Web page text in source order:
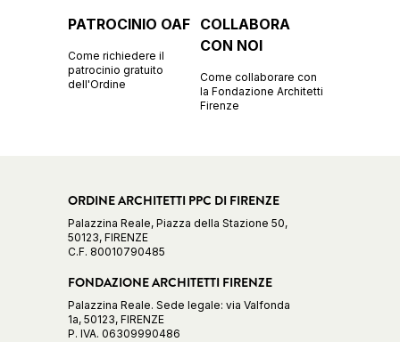
PATROCINIO OAF
Come richiedere il
patrocinio gratuito
dell'Ordine
COLLABORA
CON NOI
Come collaborare con
la Fondazione Architetti
Firenze
ORDINE ARCHITETTI PPC DI FIRENZE
Palazzina Reale, Piazza della Stazione 50,
50123, FIRENZE
C.F. 80010790485
FONDAZIONE ARCHITETTI FIRENZE
Palazzina Reale. Sede legale: via Valfonda
1a, 50123, FIRENZE
P. IVA. 06309990486